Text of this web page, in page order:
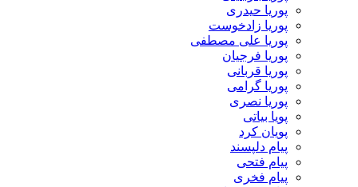
پوریا حیدری
پوریا زادخوست
پوریا علی مصطفی
پوریا فرجیان
پوریا قربانی
پوریا گرامی
پوریا نصری
پویا بیاتی
پویان کرد
پیام دلپسند
پیام فتحی
پیام فخری